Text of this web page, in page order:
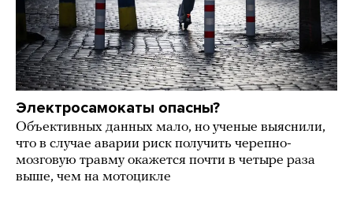
Электросамокаты опасны?
Объективных данных мало, но ученые выяснили,
что в случае аварии риск получить черепно-
мозговую травму окажется почти в четыре раза
выше, чем на мотоцикле